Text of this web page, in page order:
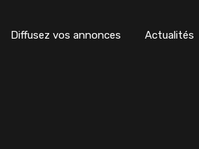
Diffusez vos annonces Actualités